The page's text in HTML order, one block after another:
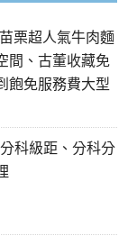
栗超人氣牛肉麵
間、古董收藏免
飽免服務費大型
科級距、分科分